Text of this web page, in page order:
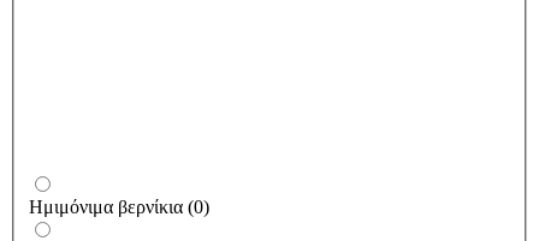
Ημιμόνιμα βερνίκια (0)